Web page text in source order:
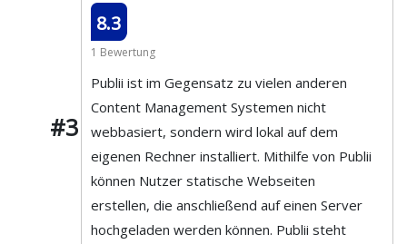
#3
8.3
1 Bewertung
Publii ist im Gegensatz zu vielen anderen
Content Management Systemen nicht
webbasiert, sondern wird lokal auf dem
eigenen Rechner installiert. Mithilfe von Publii
können Nutzer statische Webseiten
erstellen, die anschließend auf einen Server
hochgeladen werden können. Publii steht